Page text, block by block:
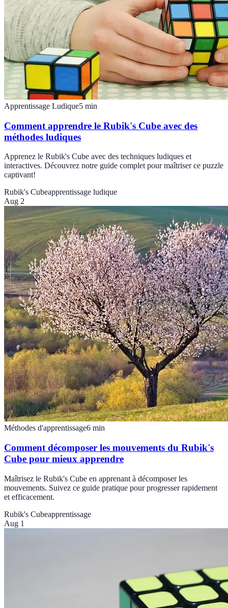
Apprentissage Ludique5 min
Comment apprendre le Rubik's Cube avec des
méthodes ludiques
Apprenez le Rubik's Cube avec des techniques ludiques et
interactives. Découvrez notre guide complet pour maîtriser ce puzzle
captivant!
Rubik's Cubeapprentissage ludique
Aug 2
Méthodes d'apprentissage6 min
Comment décomposer les mouvements du Rubik's
Cube pour mieux apprendre
Maîtrisez le Rubik's Cube en apprenant à décomposer les
mouvements. Suivez ce guide pratique pour progresser rapidement
et efficacement.
Rubik's Cubeapprentissage
Aug 1